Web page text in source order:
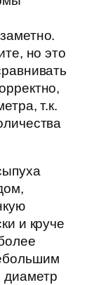
но это
т.к.
и круче
диаметр